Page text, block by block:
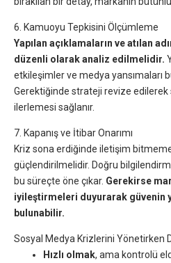
6. Kamuoyu Tepkisini Ölçümleme
Yapılan açıklamaların ve atılan
düzenli olarak analiz edilmelidir.
etkileşimler ve medya yansımaları
Gerektiğinde strateji revize edilerek
ilerlemesi sağlanır.
7. Kapanış ve İtibar Onarımı
Kriz sona erdiğinde iletişim
güçlendirilmelidir. Doğru
bu süreçte öne çıkar. Gerekirse
iyileştirmeleri duyurarak güvenin
bulunabilir.
Sosyal Medya Krizlerini Yönetirken
Hızlı olmak, ama kontrolü